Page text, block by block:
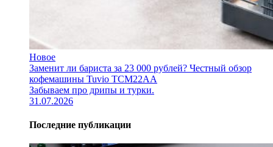
Новое
Заменит ли бариста за 23 000 рублей? Честный обзор
кофемашины Tuvio TCM22AA
Забываем про дрипы и турки.
31.07.2026
Последние публикации